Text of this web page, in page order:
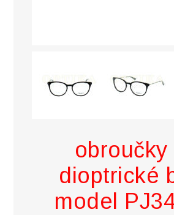
obroučky
dioptrické
model